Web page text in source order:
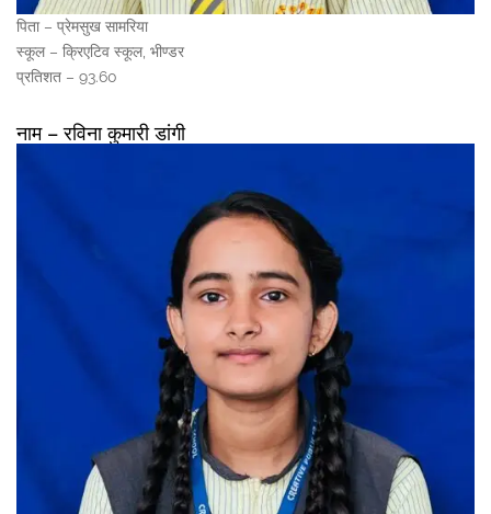
पिता – प्रेमसुख सामरिया
स्कूल – क्रिएटिव स्कूल, भीण्डर
प्रतिशत – 93.60
नाम – रविना कुमारी डांगी